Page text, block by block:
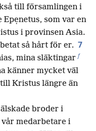
till församlingen i
Epẹnetus, som var en
i provinsen Asia.
så hårt för er. 7
mina släktingar f
känner mycket väl
Kristus längre än
broder i
medarbetare i